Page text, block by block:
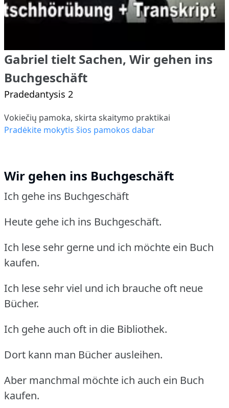
Gabriel tielt Sachen, Wir gehen ins
Buchgeschäft
Pradedantysis 2
Vokiečių pamoka, skirta skaitymo praktikai
Pradėkite mokytis šios pamokos dabar
Wir gehen ins Buchgeschäft
Ich gehe ins Buchgeschäft
Heute gehe ich ins Buchgeschäft.
Ich lese sehr gerne und ich möchte ein Buch
kaufen.
Ich lese sehr viel und ich brauche oft neue
Bücher.
Ich gehe auch oft in die Bibliothek.
Dort kann man Bücher ausleihen.
Aber manchmal möchte ich auch ein Buch
kaufen.